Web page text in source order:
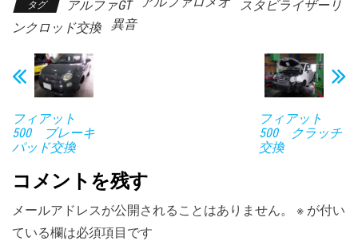
タグ アルファGT
スタビライザーリ
ンクロッド交換
異音
フィアット
500 ブレーキ
パッド交換
フィアット
500 クラッチ
交換
コメントを残す
メールアドレスが公開されることはありません。 ※ が付い
ている欄は必須項目です